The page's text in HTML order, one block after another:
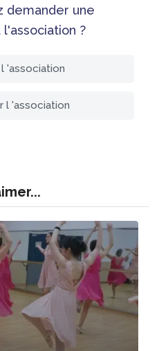
demander une
?
'association
l 'association